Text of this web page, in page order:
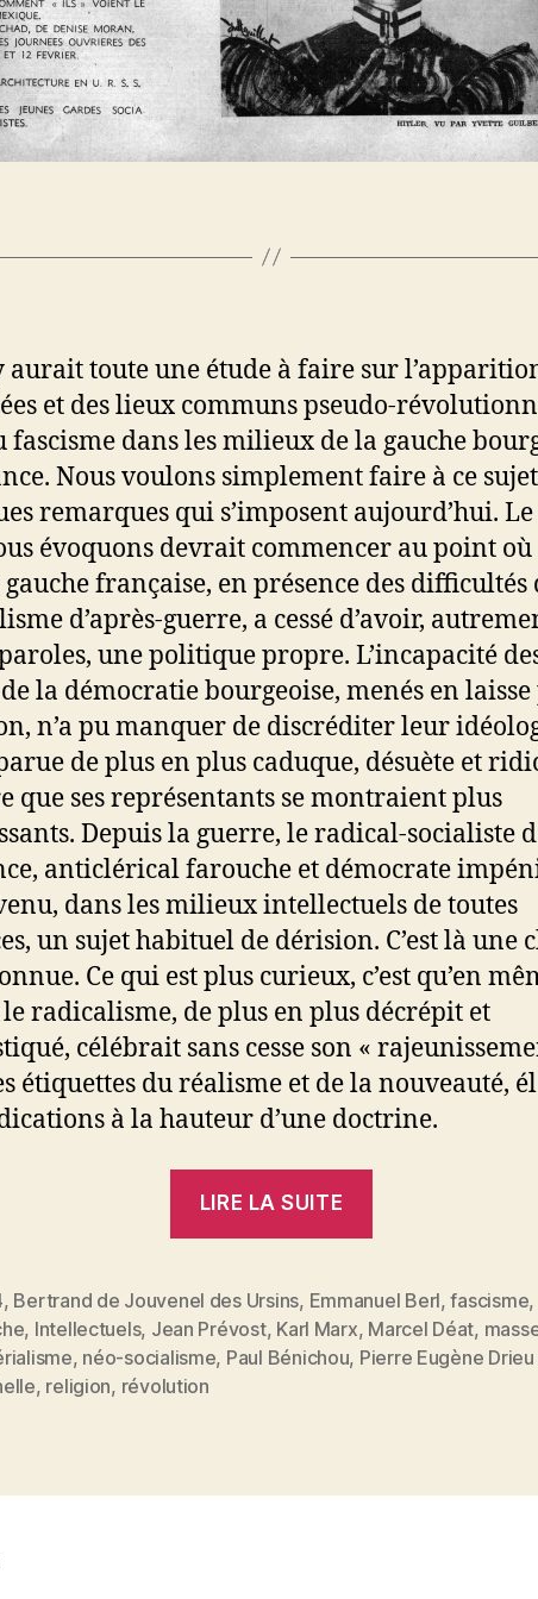
aurait toute une étude à faire sur
et des lieux communs pseudo-
fascisme dans les milieux de la gauche
Nous voulons simplement faire à ce sujet
remarques qui s’imposent aujourd’hui.
évoquons devrait commencer au point
française, en présence des difficultés
d’après-guerre, a cessé d’avoir,
une politique propre. L’incapacité
la démocratie bourgeoise, menés en
n’a pu manquer de discréditer leur
de plus en plus caduque, désuète et
que ses représentants se montraient plus
Depuis la guerre, le radical-socialiste
anticlérical farouche et démocrate
dans les milieux intellectuels de toutes
un sujet habituel de dérision. C’est là une
Ce qui est plus curieux, c’est qu’en
radicalisme, de plus en plus décrépit et
célébrait sans cesse son «
étiquettes du réalisme et de la nouveauté,
à la hauteur d’une doctrine.
LIRE LA SUITE
Révolution
et
pseudo-
, Bertrand de Jouvenel des Ursins, Emmanuel Berl,fascisme,
, Intellectuels, Jean Prévost, Karl Marx, Marcel Déat,
, néo-socialisme, Paul Bénichou, Pierre Eugène Drieu
, religion, révolution